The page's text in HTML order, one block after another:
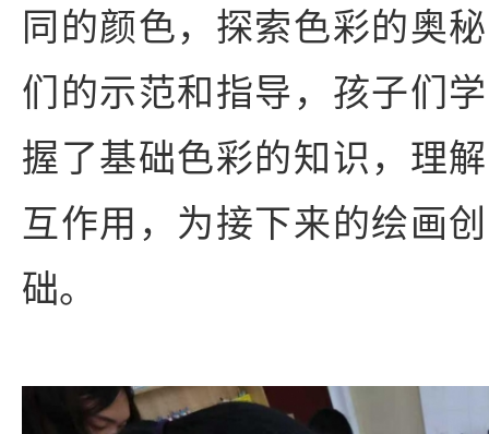
同的颜色，探索色彩的奥
们的示范和指导，孩子们
握了基础色彩的知识，理
互作用，为接下来的绘画
础。